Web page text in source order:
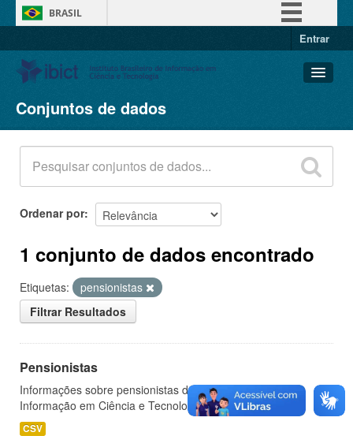
BRASIL
Entrar
Conjuntos de dados
Organizações
Grupos
Sobre
Conjuntos de dados
Ordenar por
1 conjunto de dados encontrado
Etiquetas:
pensionistas
Filtrar Resultados
Pensionistas
Informações sobre pensionistas do Instituto Brasileiro de
Informação em Ciência e Tecnologia - IBICT.
CSV